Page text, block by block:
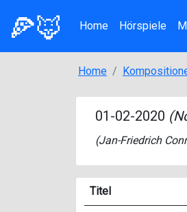
🍕🦊 Home Hörspiele
Home
01-02-2020
(Jan-Friedrich
Titel